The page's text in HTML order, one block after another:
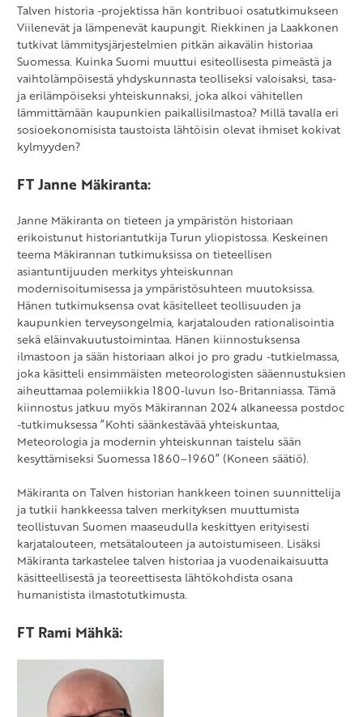
Talven historia -projektissa hän kontribuoi osatutkimukseen
Viilenevät ja lämpenevät kaupungit. Riekkinen ja Laakkonen
tutkivat lämmitysjärjestelmien pitkän aikavälin historiaa
Suomessa. Kuinka Suomi muuttui esiteollisesta pimeästä ja
vaihtolämpöisestä yhdyskunnasta teolliseksi valoisaksi, tasa-
ja erilämpöiseksi yhteiskunnaksi, joka alkoi vähitellen
lämmittämään kaupunkien paikallisilmastoa? Millä tavalla eri
sosioekonomisista taustoista lähtöisin olevat ihmiset kokivat
kylmyyden?
FT Janne Mäkiranta:
Janne Mäkiranta on tieteen ja ympäristön historiaan
erikoistunut historiantutkija Turun yliopistossa. Keskeinen
teema Mäkirannan tutkimuksissa on tieteellisen
asiantuntijuuden merkitys yhteiskunnan
modernisoitumisessa ja ympäristösuhteen muutoksissa.
Hänen tutkimuksensa ovat käsitelleet teollisuuden ja
kaupunkien terveysongelmia, karjatalouden rationalisointia
sekä eläinvakuutustoimintaa. Hänen kiinnostuksensa
ilmastoon ja sään historiaan alkoi jo pro gradu -tutkielmassa,
joka käsitteli ensimmäisten meteorologisten sääennustuksien
aiheuttamaa polemiikkia 1800-luvun Iso-Britanniassa. Tämä
kiinnostus jatkuu myös Mäkirannan 2024 alkaneessa postdoc
-tutkimuksessa ”Kohti säänkestävää yhteiskuntaa,
Meteorologia ja modernin yhteiskunnan taistelu sään
kesyttämiseksi Suomessa 1860–1960” (Koneen säätiö).
Mäkiranta on Talven historian hankkeen toinen suunnittelija
ja tutkii hankkeessa talven merkityksen muuttumista
teollistuvan Suomen maaseudulla keskittyen erityisesti
karjatalouteen, metsätalouteen ja autoistumiseen. Lisäksi
Mäkiranta tarkastelee talven historiaa ja vuodenaikaisuutta
käsitteellisestä ja teoreettisesta lähtökohdista osana
humanistista ilmastotutkimusta.
FT Rami Mähkä: